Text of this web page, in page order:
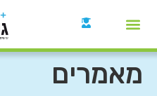
מאמרים